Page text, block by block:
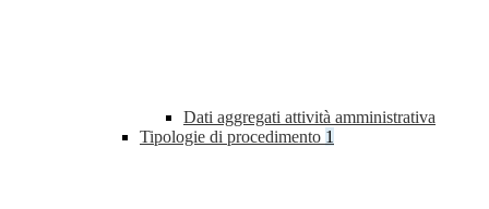
Dati aggregati attività amministrativa
Tipologie di procedimento 1